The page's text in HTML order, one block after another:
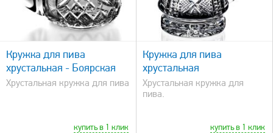
Кружка для пива
хрустальная - Боярская
Хрустальная кружка для пива
купить в 1 клик
быстрый просмотр
Кружка для пива
хрустальная
Хрустальная кружка для
пива.
купить в 1 клик